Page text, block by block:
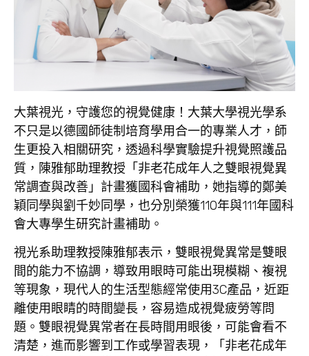
大葉視光，守護您的視覺健康！大葉大學視光學系
不只是以德國師徒制培育學用合一的專業人才，師
生更投入相關研究，透過科學實驗提升視覺照護品
質，陳雅郁助理教授「非老花成年人之雙眼視覺異
常調查與改善」計畫獲國科會補助，她指導的鄭美
穎同學與劉千妙同學，也分別榮獲110年與111年國科
會大專學生研究計畫補助。
視光系助理教授陳雅郁表示，雙眼視覺異常是雙眼
間的能力不協調，導致用眼時可能出現模糊、複視
等現象，現代人的生活型態經常使用3C產品，近距
離使用眼睛的時間變長，容易造成視覺疲勞等問
題。雙眼視覺異常者在長時間用眼後，可能會看不
清楚，進而影響到工作或學習表現，「非老花成年